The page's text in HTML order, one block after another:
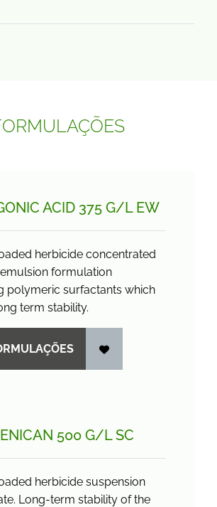
ACID 375 G/L EW
herbicide concentrated
formulation
polymeric surfactants which
term stability.
500 G/L SC
herbicide suspension
Long-term stability of the